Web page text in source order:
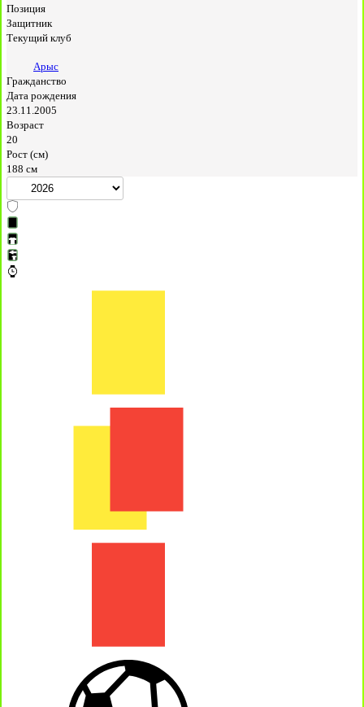
Позиция
Защитник
Текущий клуб
Арыс
Гражданство
Дата рождения
23.11.2005
Возраст
20
Рост (см)
188 см